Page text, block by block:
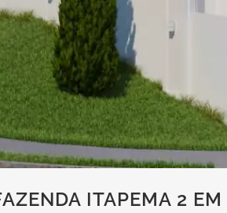
ITAPEMA 2